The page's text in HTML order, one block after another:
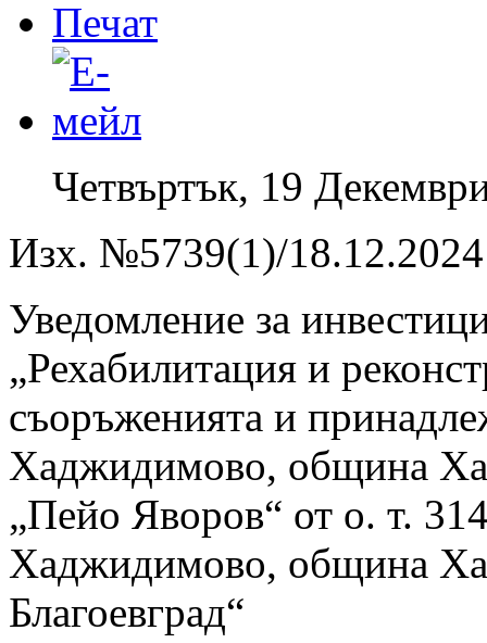
Четвъртък, 19
Изх. №5739(1)/18.12.2024
Уведомление за
„Рехабилитация и
съоръженията и
Хаджидимово, община
„Пейо Яворов“ от о. т.
Хаджидимово, община
Благоевград“